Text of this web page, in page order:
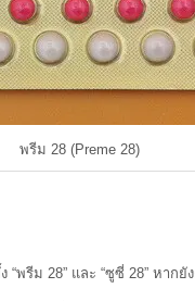
พรีม 28 (Preme 28)
และ “ซูซี่ 28” หากยังต้อ